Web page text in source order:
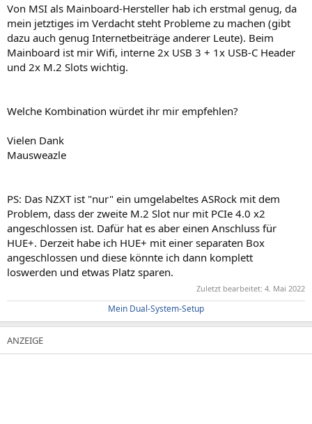
Von MSI als Mainboard-Hersteller hab ich erstmal genug, da
mein jetztiges im Verdacht steht Probleme zu machen (gibt
dazu auch genug Internetbeiträge anderer Leute). Beim
Mainboard ist mir Wifi, interne 2x USB 3 + 1x USB-C Header
und 2x M.2 Slots wichtig.
Welche Kombination würdet ihr mir empfehlen?
Vielen Dank
Mausweazle
PS: Das NZXT ist "nur" ein umgelabeltes ASRock mit dem
Problem, dass der zweite M.2 Slot nur mit PCIe 4.0 x2
angeschlossen ist. Dafür hat es aber einen Anschluss für
HUE+. Derzeit habe ich HUE+ mit einer separaten Box
angeschlossen und diese könnte ich dann komplett
loswerden und etwas Platz sparen.
Zuletzt bearbeitet: 4. Mai 2022
Mein Dual-System-Setup